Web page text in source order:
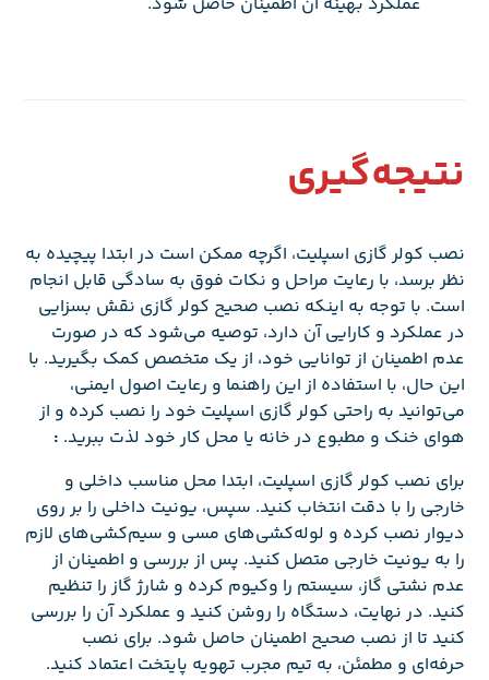
نتیجه‌گیری
نصب کولر گازی اسپلیت، اگرچه ممکن است در ابتدا پیچیده به
نظر برسد، با رعایت مراحل و نکات فوق به سادگی قابل انجام
است. با توجه به اینکه نصب صحیح کولر گازی نقش بسزایی
در عملکرد و کارایی آن دارد، توصیه می‌شود که در صورت
عدم اطمینان از توانایی خود، از یک متخصص کمک بگیرید. با
این حال، با استفاده از این راهنما و رعایت اصول ایمنی،
می‌توانید به راحتی کولر گازی اسپلیت خود را نصب کرده و از
هوای خنک و مطبوع در خانه یا محل کار خود لذت ببرید. :
برای نصب کولر گازی اسپلیت، ابتدا محل مناسب داخلی و
خارجی را با دقت انتخاب کنید. سپس، یونیت داخلی را بر روی
دیوار نصب کرده و لوله‌کشی‌های مسی و سیم‌کشی‌های لازم
را به یونیت خارجی متصل کنید. پس از بررسی و اطمینان از
عدم نشتی گاز، سیستم را وکیوم کرده و شارژ گاز را تنظیم
کنید. در نهایت، دستگاه را روشن کنید و عملکرد آن را بررسی
کنید تا از نصب صحیح اطمینان حاصل شود. برای نصب
حرفه‌ای و مطمئن، به تیم مجرب تهویه پایتخت اعتماد کنید.